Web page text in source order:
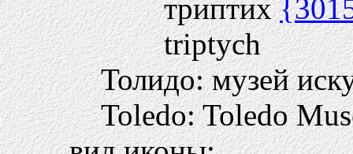
триптих
triptych
Толидо: музей
Toledo: Toledo